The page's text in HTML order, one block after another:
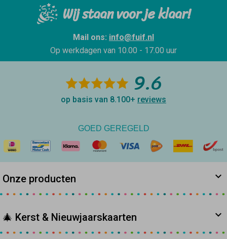
Wij staan voor je klaar!
Mail ons: info@fuif.nl
Op werkdagen van 10.00 - 17.00 uur
9.6
op basis van 8.100+ reviews
GOED GEREGELD
Onze producten
🎄 Kerst & Nieuwjaarskaarten